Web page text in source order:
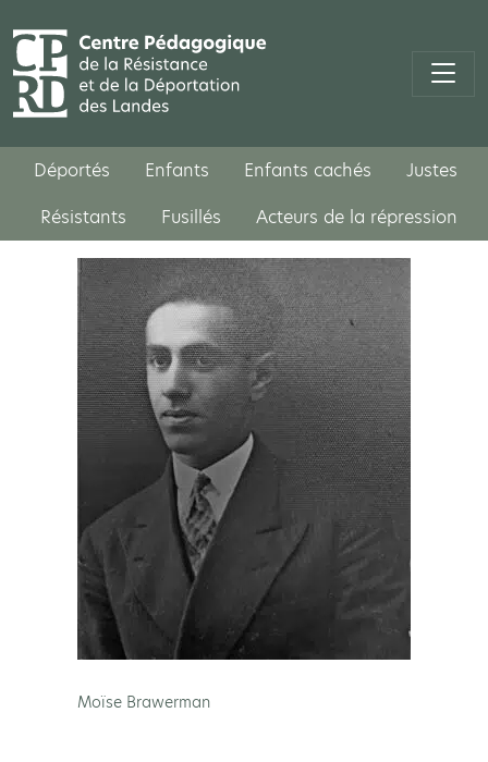
Déportés Enfants Enfants cachés
Justes
Résistants
Fusillés Acteurs de la répression
Moïse Brawerman